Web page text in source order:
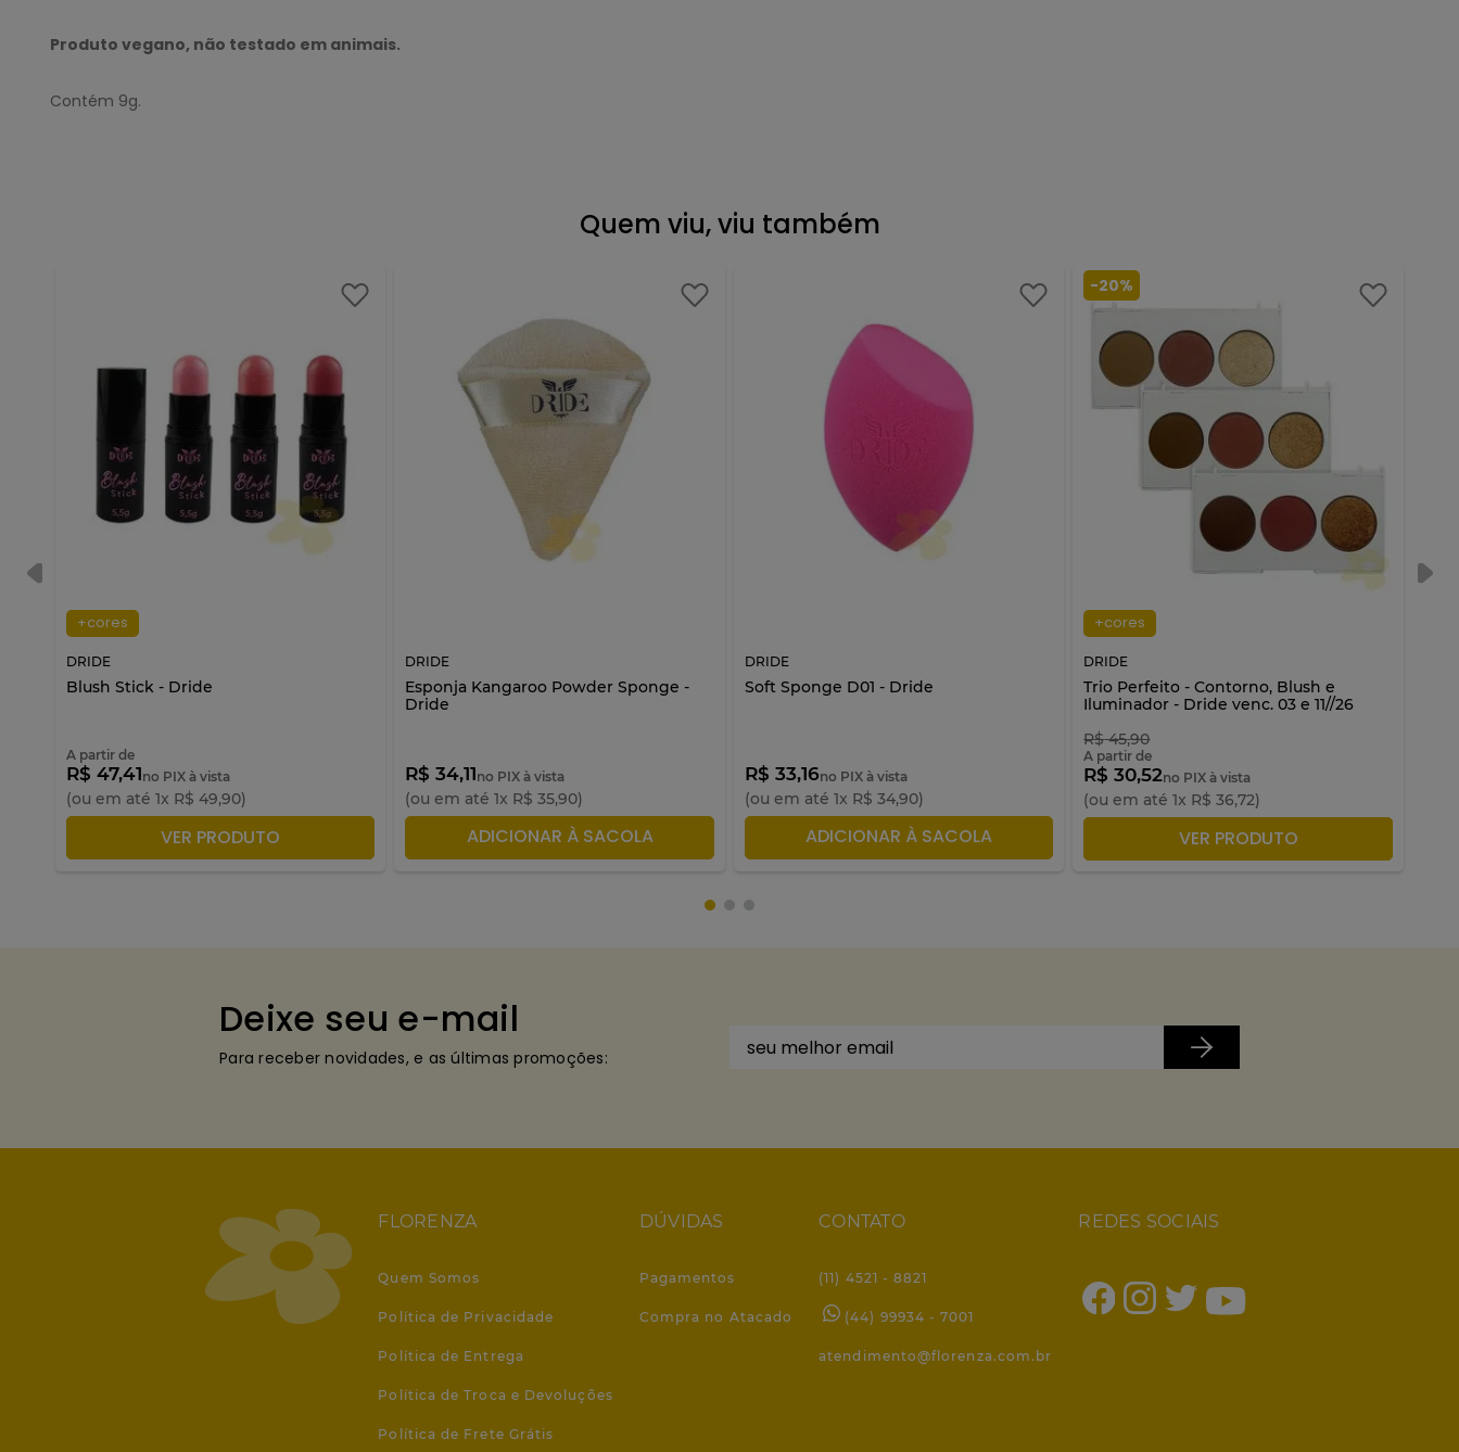
Produto vegano, não testado em animais.
Contém 9g.
Quem viu, viu também
+cores
DRIDE
Blush Stick - Dride
A partir de
R$ 47,41no PIX à vista
(ou em até 1x R$ 49,90)
ADICIONAR À SACOLA
VER PRODUTO
DRIDE
Esponja Kangaroo Powder Sponge -
Dride
R$ 34,11no PIX à vista
(ou em até1x R$ 35,90)
ADICIONAR À SACOLA
DRIDE
Soft Sponge D01 - Dride
R$ 33,16no PIX à vista
(ou em até 1x R$ 34,90)
ADICIONAR À SACOLA
-20%
+cores
DRIDE
Trio Perfeito - Contorno, Blush e
Iluminador - Dride venc. 03 e 11//26
R$ 45,90
A partir de
R$ 30,52no PIX à vista
(ou em até1x R$ 36,72)
ADICIONAR À SACOLA
VER PRODUTO
Deixe seu e-mail
Para receber novidades, e as últimas promoções:
FLORENZA
Quem Somos
Política de Privacidade
Política de Entrega
Política de Troca e Devoluções
Política de Frete Grátis
DÚVIDAS
Pagamentos
Compra no Atacado
CONTATO
(11) 4521 - 8821
(44) 99934 - 7001
atendimento@florenza.com.br
REDES SOCIAIS